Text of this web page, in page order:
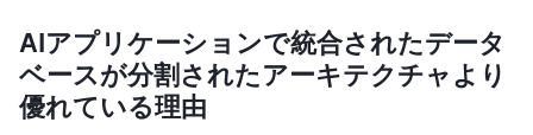
AIアプリケーションで統合されたデータ
ベースが分割されたアーキテクチャより
優れている理由